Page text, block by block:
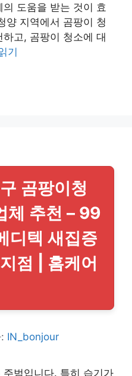
도움을 받는 것이 효
양 지역에서 곰팡이 청
고, 곰팡이 청소에 대
기
곰팡이청
체 추천 – 99
디텍 새집증
점 | 홈케어
IN_bonjour
범입니다. 특히 습기가